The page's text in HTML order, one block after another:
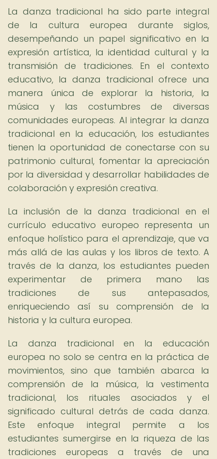
La danza tradicional ha sido parte integral
de la cultura europea durante siglos,
desempeñando un papel significativo en la
expresión artística, la identidad cultural y la
transmisión de tradiciones. En el contexto
educativo, la danza tradicional ofrece una
manera única de explorar la historia, la
música y las costumbres de diversas
comunidades europeas. Al integrar la danza
tradicional en la educación, los estudiantes
tienen la oportunidad de conectarse con su
patrimonio cultural, fomentar la apreciación
por la diversidad y desarrollar habilidades de
colaboración y expresión creativa.
La inclusión de la danza tradicional en el
currículo educativo europeo representa un
enfoque holístico para el aprendizaje, que va
más allá de las aulas y los libros de texto. A
través de la danza, los estudiantes pueden
experimentar de primera mano las
tradiciones de sus antepasados,
enriqueciendo así su comprensión de la
historia y la cultura europea.
La danza tradicional en la educación
europea no solo se centra en la práctica de
movimientos, sino que también abarca la
comprensión de la música, la vestimenta
tradicional, los rituales asociados y el
significado cultural detrás de cada danza.
Este enfoque integral permite a los
estudiantes sumergirse en la riqueza de las
tradiciones europeas a través de una